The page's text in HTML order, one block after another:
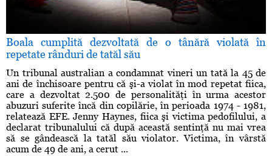
Boala cumplită dezvoltată de o tânără violată în
repetate rânduri de tatăl său
Un tribunal australian a condamnat vineri un tată la 45 de
ani de închisoare pentru că şi-a violat în mod repetat fiica,
care a dezvoltat 2.500 de personalităţi în urma acestor
abuzuri suferite încă din copilărie, în perioada 1974 - 1981,
relatează EFE. Jenny Haynes, fiica şi victima pedofilului, a
declarat tribunalului că după această sentinţă nu mai vrea
să se gândească la tatăl său violator. Victima, în vârstă
acum de 49 de ani, a cerut ...